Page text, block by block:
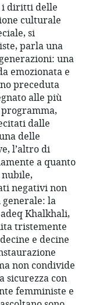
i diritti delle
culturale
si
parla una
una
emozionata e
preceduta
alle più
dalle
delle
l’altro di
a quanto
nubile,
negativi non
generale: la
Khalkhali,
tristemente
e decine
non condivide
sicurezza con
femministe e